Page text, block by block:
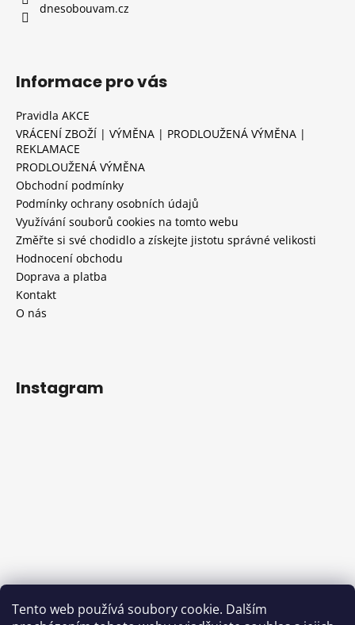
Tento web používá soubory cookie. Dalším
dnesobouvam.cz
Informace pro vás
Pravidla AKCE
VRÁCENÍ ZBOŽÍ | VÝMĚNA | PRODLOUŽENÁ VÝMĚNA |
REKLAMACE
PRODLOUŽENÁ VÝMĚNA
Obchodní podmínky
Podmínky ochrany osobních údajů
Využívání souborů cookies na tomto webu
Změřte si své chodidlo a získejte jistotu správné velikosti
Hodnocení obchodu
Doprava a platba
Kontakt
O nás
Instagram